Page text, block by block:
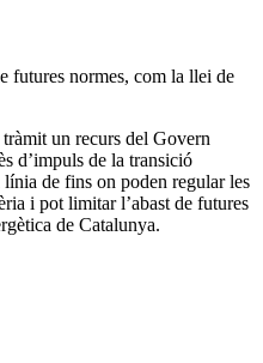
un recurs del Govern
d’impuls de la transició
de fins on poden regular les
i pot limitar l’abast de futures
de Catalunya.